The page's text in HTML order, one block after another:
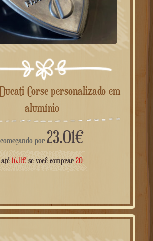
alumínio
começando por 23.01€
até 16.11€ se você comprar 20